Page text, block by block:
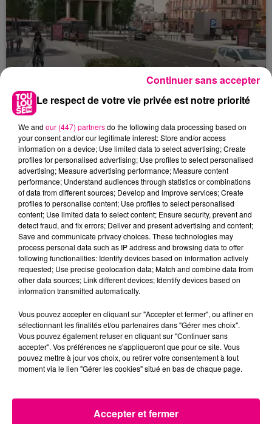
Toulouse : circulation perturbée dans le
secteur François Verdier...
Affaire Jubillar : le procès en appel
reporté au premier semestre 2027
Le respect de votre vie privée est notre priorité
We and our (447) partnersdo the following data processing based on
your consent and/or our legitimate interest: Store and/or access
information on a device; Use limited data to select advertising; Create
profiles for personalised advertising; Use profiles to select personalised
advertising; Measure advertising performance; Measure content
performance; Understand audiences through statistics or combinations
of data from different sources; Develop and improve services; Create
profiles to personalise content; Use profiles to select personalised
content; Use limited data to select content; Ensure security, prevent and
detect fraud, and fix errors; Deliver and present advertising and content;
Save and communicate privacy choices. These technologies may
process personal data such as IP address and browsing data to offer
following functionalities: Identify devices based on information actively
requested; Use precise geolocation data; Match and combine data from
other data sources; Link different devices; Identify devices based on
information transmitted automatically.
Vous pouvez accepter en cliquant sur "Accepter et fermer", ou affiner en
sélectionnant les finalités et/ou partenaires dans "Gérer mes choix".
Vous pouvez également refuser en cliquant sur "Continuer sans
accepter". Vos préférences ne s'appliqueront que pour ce site. Vous
pouvez mettre à jour vos choix, ou retirer votre consentement à tout
moment via le lien "Gérer les cookies" situé en bas de chaque page.
Accepter et fermer
Continuer sans accepter